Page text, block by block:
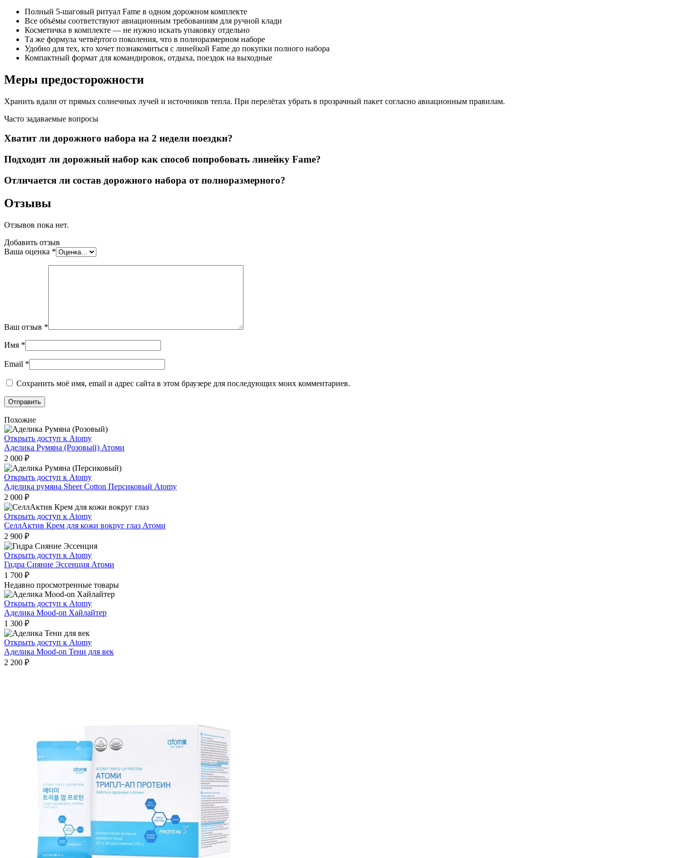
Полный 5-шаговый ритуал Fame в одном дорожном комплекте
Все объёмы соответствуют авиационным требованиям для ручной клади
Косметичка в комплекте — не нужно искать упаковку отдельно
Та же формула четвёртого поколения, что в полноразмерном наборе
Удобно для тех, кто хочет познакомиться с линейкой Fame до покупки полного набора
Компактный формат для командировок, отдыха, поездок на выходные
Меры предосторожности
Хранить вдали от прямых солнечных лучей и источников тепла. При перелётах убрать в прозрачный пакет согласно авиационным правилам.
Часто задаваемые вопросы
Хватит ли дорожного набора на 2 недели поездки?
Подходит ли дорожный набор как способ попробовать линейку Fame?
Отличается ли состав дорожного набора от полноразмерного?
Отзывы
Отзывов пока нет.
Добавить отзыв
Ваша оценка *
Ваш отзыв *
Имя *
Email *
Сохранить моё имя, email и адрес сайта в этом браузере для последующих моих комментариев.
Похожие
Открыть доступ к Atomy
Аделика Румяна (Розовый) Атоми
2 000 ₽
Открыть доступ к Atomy
Аделика румяна Sheer Cotton Персиковый Atomy
2 000 ₽
Открыть доступ к Atomy
СеллАктив Крем для кожи вокруг глаз Атоми
2 900 ₽
Открыть доступ к Atomy
Гидра Сияние Эссенция Атоми
1 700 ₽
Недавно просмотренные товары
Открыть доступ к Atomy
Аделика Mood-on Хайлайтер
1 300 ₽
Открыть доступ к Atomy
Аделика Mood-on Тени для век
2 200 ₽